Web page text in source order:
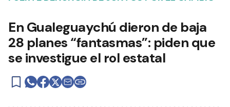
En Gualeguaychú dieron de baja
28 planes “fantasmas”: piden que
se investigue el rol estatal